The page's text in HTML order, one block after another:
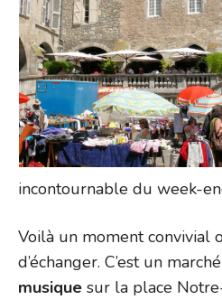
incontournable du week-
Voilà un moment convivial
d’échanger. C’est un
musique sur la place